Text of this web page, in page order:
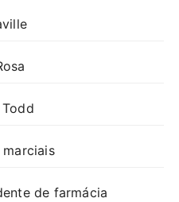
de farmácia